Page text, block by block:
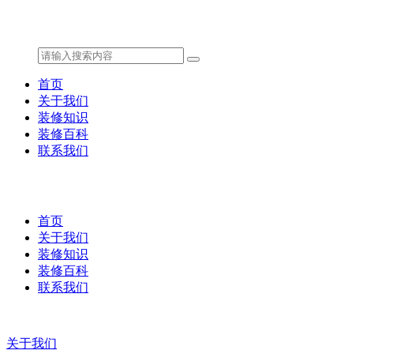
首页
关于我们
装修知识
装修百科
联系我们
首页
关于我们
装修知识
装修百科
联系我们
关于我们